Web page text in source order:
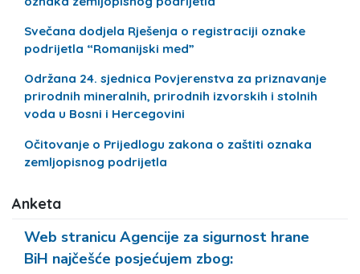
Svečana dodjela Rješenja o registraciji oznake
podrijetla “Romanijski med”
Održana 24. sjednica Povjerenstva za priznavanje
prirodnih mineralnih, prirodnih izvorskih i stolnih
voda u Bosni i Hercegovini
Očitovanje o Prijedlogu zakona o zaštiti oznaka
zemljopisnog podrijetla
Anketa
Web stranicu Agencije za sigurnost hrane
BiH najčešće posjećujem zbog: